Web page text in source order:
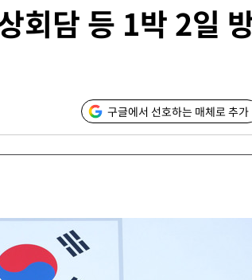
중
두차
후
회담 등 1박 2일
구글에서 선호하는 매체로 추가